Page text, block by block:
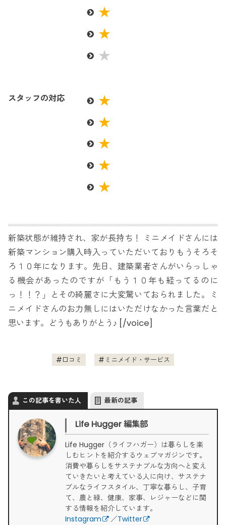
スタッフの対応
新築状態が維持され、家が長持ち！ ミニメイドさんには
新築マンション購入時入っていただいておりもうそろそ
ろ１０年になります。先日、建築業者さんがいらっしゃ
る機会があったのですが「もう１０年も経ってるのに
っ！！？」とその綺麗さに大変驚いておられました。ミ
ニメイドさんのお力無しにはいただけなかった言葉だと
思います。どうもありがとう♪ [/voice]
口コミ ミニメイド・サービス
この記事を書いた人 最新の記事
Life Hugger 編集部
Life Hugger（ライフハガー）は暮らしを楽
しむヒントを紹介するウェブマガジンです。
消費や暮らしをサステナブルな方向へと変え
ていきたいと考えている人に向け、サステナ
ブルなライフスタイル、丁寧な暮らし、子育
て、農と緑、健康、家事、レジャーなどに関
する情報を紹介しています。
Instagram
／Twitter